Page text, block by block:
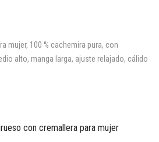
mujer, 100 % cachemira pura, con
alto, manga larga, ajuste relajado, cálido
con cremallera para mujer